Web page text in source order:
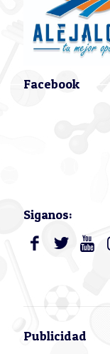
Facebook
Siganos:
Publicidad